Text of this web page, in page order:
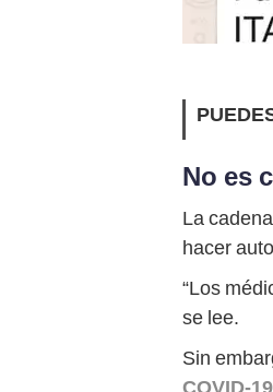
No es
La
hacer
“Los
se lee.
Sin
COVID-19